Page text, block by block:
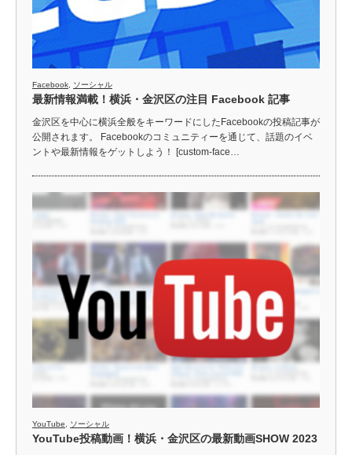
Facebook ソーシャル
最新情報満載！横浜・金沢区の注目 Facebook 記事
金沢区を中心に横浜全般をキーワードにしたFacebookの投稿記事が
公開されます。 Facebookのコミュニティーを通じて、話題のイベ
ントや最新情報をゲットしよう！ [custom-face…
YouTube, ソーシャル
YouTube投稿動画！横浜・金沢区の最新動画SHOW 2023